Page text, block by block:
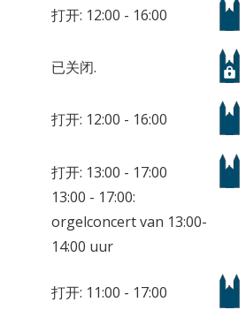
打开: 12:00 - 16:00
已关闭.
打开: 12:00 - 16:00
打开: 13:00 - 17:00
13:00 - 17:00:
orgelconcert van 13:00-
14:00 uur
打开: 11:00 - 17:00